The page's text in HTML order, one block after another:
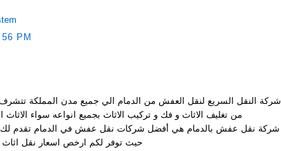
PM
شركة النقل السريع لنقل العفش من الدمام الي جميع مدن المملكة تتشرف
من تغليف الاثاث و فك و تركيب الاثاث بجميع انواعه سواء
شركة نقل عفش بالدمام هي أفضل شركات نقل عفش في الدمام تقدم
حيث توفر لكم ارخص اسعار نقل اثاث